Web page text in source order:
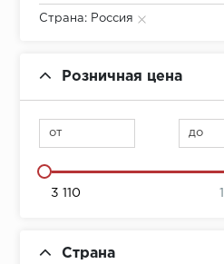
Страна: Россия
Розничная цена
от до
3 110
Страна